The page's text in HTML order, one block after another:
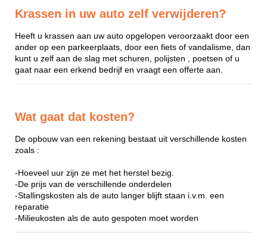
Krassen in uw auto zelf verwijderen?
Heeft u krassen aan uw auto opgelopen veroorzaakt door een
ander op een parkeerplaats, door een fiets of vandalisme, dan
kunt u zelf aan de slag met schuren, polijsten , poetsen of u
gaat naar een erkend bedrijf en vraagt een offerte aan.
Wat gaat dat kosten?
De opbouw van een rekening bestaat uit verschillende kosten
zoals :
-Hoeveel uur zijn ze met het herstel bezig.
-De prijs van de verschillende onderdelen
-Stallingskosten als de auto langer blijft staan i.v.m. een
reparatie
-Milieukosten als de auto gespoten moet worden